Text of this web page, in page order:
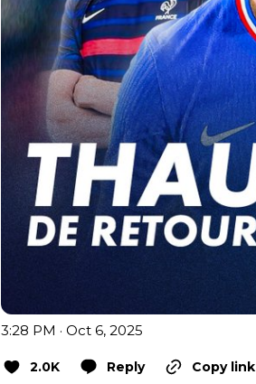
3:28 PM · Oct 6, 2025
2.0K Reply
Copy link